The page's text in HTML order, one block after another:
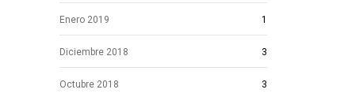
Enero 2019 1
Diciembre 2018 3
Octubre 2018 3